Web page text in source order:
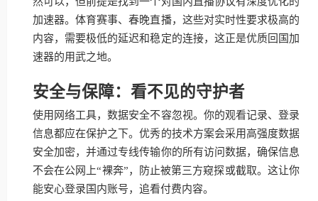
加速器。体育赛事、春晚直播，这些对实时性要求极高的
内容，需要极低的延迟和稳定的连接，这正是优质回国加
速器的用武之地。
安全与保障：看不见的守护者
使用网络工具，数据安全不容忽视。你的观看记录、登录
信息都应在保护之下。优秀的技术方案会采用高强度数据
安全加密，并通过专线传输你的所有访问数据，确保信息
不会在公网上“裸奔”，防止被第三方窥探或截取。这让你
能安心登录国内账号，追看付费内容。